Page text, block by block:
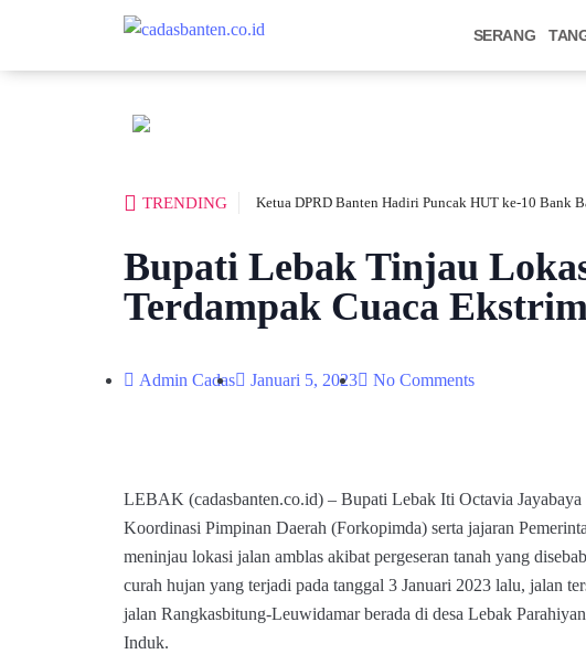
SERANG
TRENDING Ketua DPRD Banten Hadiri Puncak HUT ke-10 Bank
Bupati Lebak Tinjau
Terdampak Cuaca
Admin Cadas Januari 5, 2023 No Comments
LEBAK (cadasbanten.co.id) – Bupati Lebak Iti Octavia Jayabaya
Koordinasi Pimpinan Daerah (Forkopimda) serta jajaran
meninjau lokasi jalan amblas akibat pergeseran tanah yang
curah hujan yang terjadi pada tanggal 3 Januari 2023 lalu, jalan
jalan Rangkasbitung-Leuwidamar berada di desa Lebak
Induk.